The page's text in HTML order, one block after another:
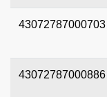
43072787000703
43072787000886